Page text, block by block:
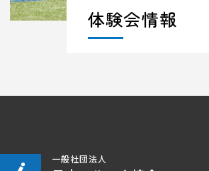
体験会情報
一般社団法人